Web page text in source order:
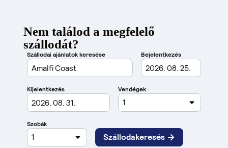
Nem találod a megfelelő
szállodát?